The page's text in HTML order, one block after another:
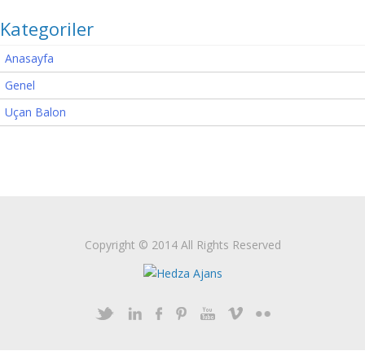
Kategoriler
Anasayfa
Genel
Uçan Balon
Copyright © 2014 All Rights Reserved